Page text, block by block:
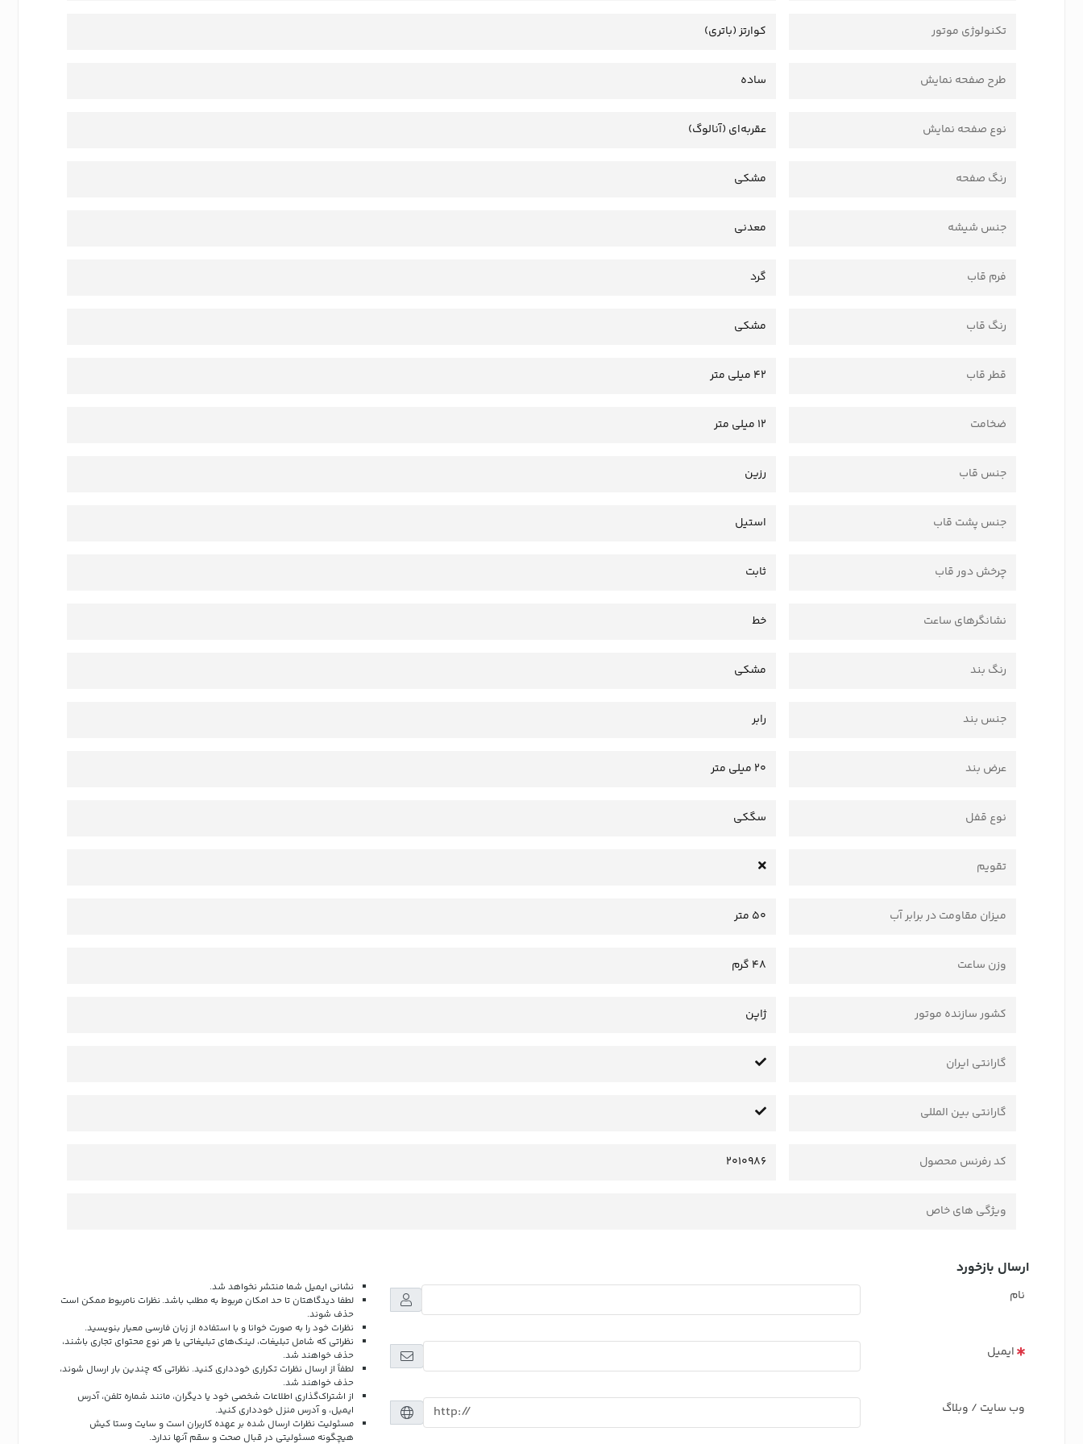
تکنولوژی موتور کوارتز (باتری)
طرح صفحه نمایش ساده
نوع صفحه نمایش عقربه‌ای (آنالوگ)
رنگ صفحه مشکی
جنس شیشه معدنی
فرم قاب گرد
رنگ قاب مشکی
قطر قاب 42 میلی متر
ضخامت 12 میلی متر
جنس قاب رزین
جنس پشت قاب استیل
چرخش دور قاب ثابت
نشانگرهای ساعت خط
رنگ بند مشکی
جنس بند رابر
عرض بند 20 میلی متر
نوع قفل سگکی
تقویم
میزان مقاومت در برابر آب 50 متر
وزن ساعت 48 گرم
کشور سازنده موتور ژاپن
گارانتی ایران
گارانتی بین المللی
کد رفرنس محصول 2010986
ویژگی های خاص
ارسال بازخورد
نام
ایمیل
وب سایت / وبلاگ
نشانی ایمیل شما منتشر نخواهد شد.
لطفا دیدگاهتان تا حد امکان مربوط به مطلب باشد. نظرات نامربوط ممکن است
حذف شوند.
نظرات خود را به صورت خوانا و با استفاده از زبان فارسی معیار بنویسید.
نظراتی که شامل تبلیغات، لینک‌های تبلیغاتی یا هر نوع محتوای تجاری باشند،
حذف خواهند شد.
لطفاً از ارسال نظرات تکراری خودداری کنید. نظراتی که چندین بار ارسال شوند،
حذف خواهند شد.
از اشتراک‌گذاری اطلاعات شخصی خود یا دیگران، مانند شماره تلفن، آدرس
ایمیل، و آدرس منزل خودداری کنید.
مسئولیت نظرات ارسال شده بر عهده کاربران است و سایت وستا کیش
هیچگونه مسئولیتی در قبال صحت و سقم آنها ندارد.